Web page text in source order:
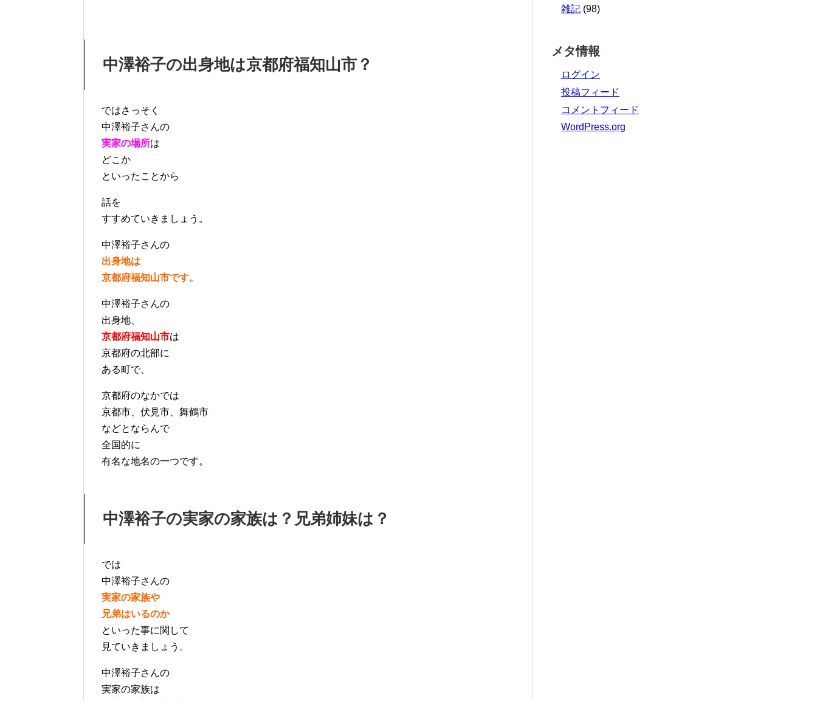
中澤裕子の出身地は京都府福知山市？
ではさっそく
中澤裕子さんの
実家の場所は
どこか
といったことから
話を
すすめていきましょう。
中澤裕子さんの
出身地は
京都府福知山市です。
中澤裕子さんの
出身地、
京都府福知山市は
京都府の北部に
ある町で、
京都府のなかでは
京都市、伏見市、舞鶴市
などとならんで
全国的に
有名な地名の一つです。
中澤裕子の実家の家族は？兄弟姉妹は？
では
中澤裕子さんの
実家の家族や
兄弟はいるのか
といった事に関して
見ていきましょう。
中澤裕子さんの
実家の家族は
雑記 (98)
メタ情報
ログイン
投稿フィード
コメントフィード
WordPress.org